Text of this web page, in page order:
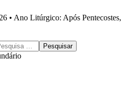
• Ano Litúrgico: Após Pentecostes,